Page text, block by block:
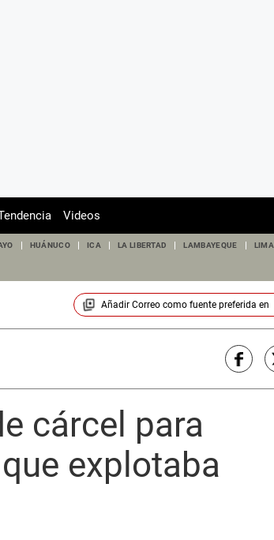
Videos
HUÁNUCO ICA LA LIBERTAD LAMBAYEQUE LIMA
Añadir Correocomo fuente preferida en
cárcel para
explotaba